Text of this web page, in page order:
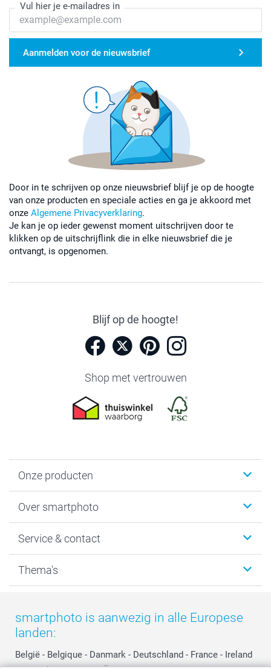
Vul hier je e-mailadres in
Aanmelden voor de nieuwsbrief
Door in te schrijven op onze nieuwsbrief blijf je op de hoogte
van onze producten en speciale acties en ga je akkoord met
onze Algemene Privacyverklaring.
Je kan je op ieder gewenst moment uitschrijven door te
klikken op de uitschrijflink die in elke nieuwsbrief die je
ontvangt, is opgenomen.
Blijf op de hoogte!
Shop met vertrouwen
Onze producten
Fotoboeken
Fotocadeaus
Kaarten
Over smartphoto
Vacatures
Bestelproces
Privacy
Cookiebeleid
Reviews
Service & contact
Tevredenheidsgarantie
smartbonus
smartfriends
service@smartphoto.nl
Thema's
Moederdag
Vaderdag
Huwelijk
smartphoto is aanwezig in alle Europese
landen:
België - Belgique - Danmark - Deutschland - France - Ireland